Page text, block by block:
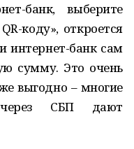
банк, выберите
коду», откроется
интернет-банк сам
сумму. Это очень
выгодно – многие
СБП дают